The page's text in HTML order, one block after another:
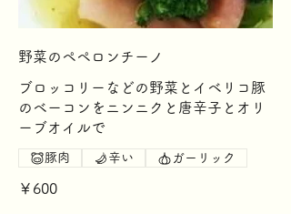
野菜のペペロンチーノ
ブロッコリーなどの野菜とイベリコ豚
のベーコンをニンニクと唐辛子とオリ
ーブオイルで
￥600
豚肉 辛い ガーリック